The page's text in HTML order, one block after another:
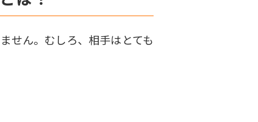
せん。むしろ、相手はとても